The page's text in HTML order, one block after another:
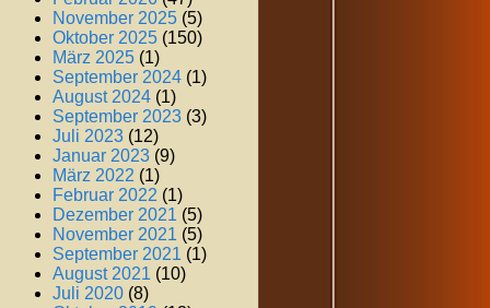
November 2025 (5)
Oktober 2025 (150)
März 2025 (1)
September 2024 (1)
August 2024 (1)
September 2023 (3)
Juli 2023 (12)
Januar 2023 (9)
März 2022 (1)
Februar 2022 (1)
Dezember 2021 (5)
November 2021 (5)
September 2021 (1)
August 2021 (10)
Juli 2020 (8)